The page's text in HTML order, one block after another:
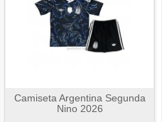
Camiseta Argentina Segunda
Nino 2026